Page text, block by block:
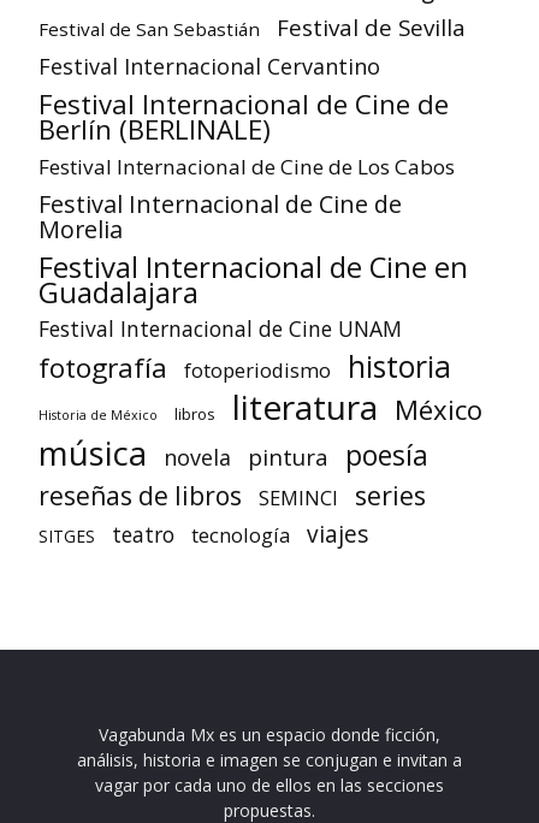
Festival de San Sebastián Festival de Sevilla
Festival Internacional Cervantino
Festival Internacional de Cine de
Berlín (BERLINALE)
Festival Internacional de Cine de Los Cabos
Festival Internacional de Cine de
Morelia
Festival Internacional de Cine en
Guadalajara
Festival Internacional de Cine UNAM
fotografía fotoperiodismo historia
Historia de México libros literatura México
música novela pintura poesía
reseñas de libros SEMINCI series
SITGES teatro tecnología viajes
Vagabunda Mx es un espacio donde ficción,
análisis, historia e imagen se conjugan e invitan a
vagar por cada uno de ellos en las secciones
propuestas.